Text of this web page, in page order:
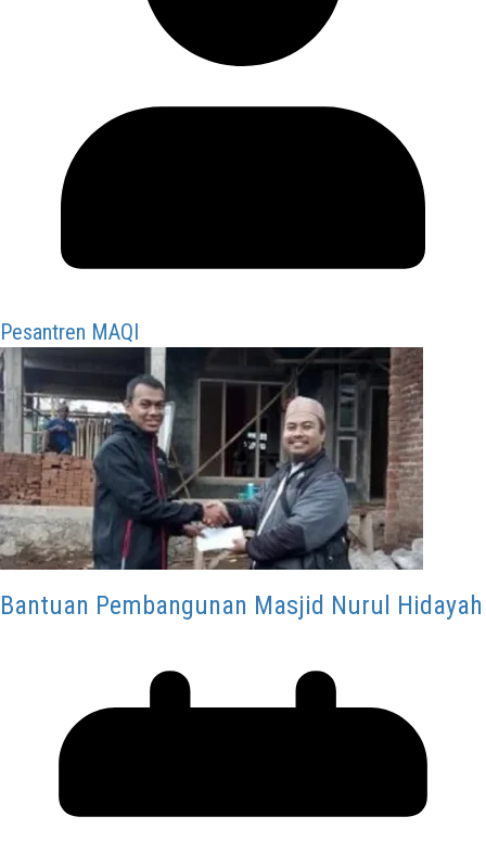
Pesantren MAQI
Bantuan Pembangunan Masjid Nurul Hidayah